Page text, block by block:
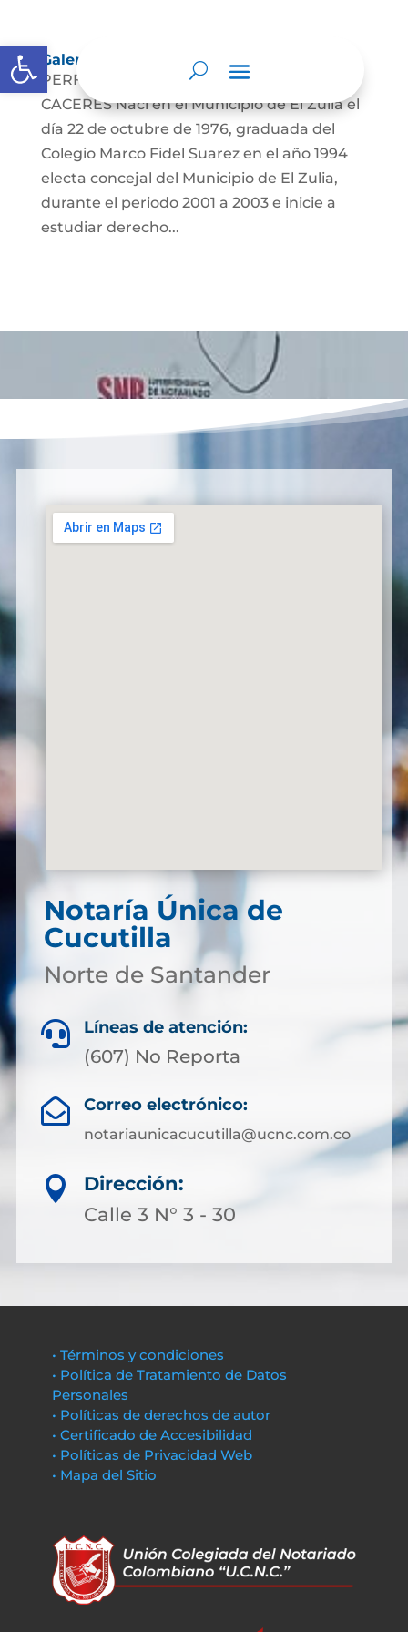
Abrir barra de herramientas
Galería
PERFIL DE LA NOTARIA VALENTINA ROA
CACERES Nací en el Municipio de El Zulia el
día 22 de octubre de 1976, graduada del
Colegio Marco Fidel Suarez en el año 1994
electa concejal del Municipio de El Zulia,
durante el periodo 2001 a 2003 e inicie a
estudiar derecho...
Notaría Única de
Cucutilla
Norte de Santander
 Líneas de atención:
(607) No Reporta
 Correo electrónico:
notariaunicacucutilla@ucnc.com.co

Dirección:
Calle 3 N° 3 - 30
• Términos y condiciones
• Política de Tratamiento de Datos
Personales
• Políticas de derechos de autor
• Certificado de Accesibilidad
• Políticas de Privacidad Web
• Mapa del Sitio